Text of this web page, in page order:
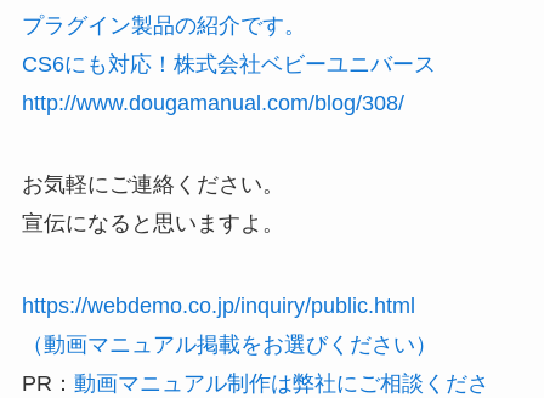
プラグイン製品の紹介です。
CS6にも対応！株式会社ベビーユニバース
http://www.dougamanual.com/blog/308/
お気軽にご連絡ください。
宣伝になると思いますよ。
https://webdemo.co.jp/inquiry/public.html
（動画マニュアル掲載をお選びください）
PR： 動画マニュアル制作は弊社にご相談くださ